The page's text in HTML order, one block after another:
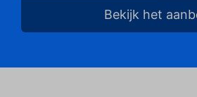
Bekijk het